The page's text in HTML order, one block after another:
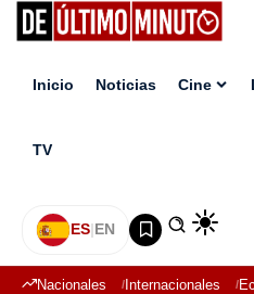
Inicio Noticias Cine
TV
ES|EN
Nacionales Internacionales